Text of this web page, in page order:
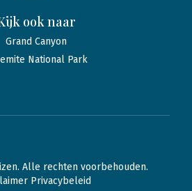
ook naar
Grand Canyon
National Park
Alle rechten voorbehouden.
Privacybeleid